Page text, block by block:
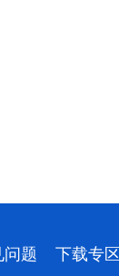
问题 下载专区